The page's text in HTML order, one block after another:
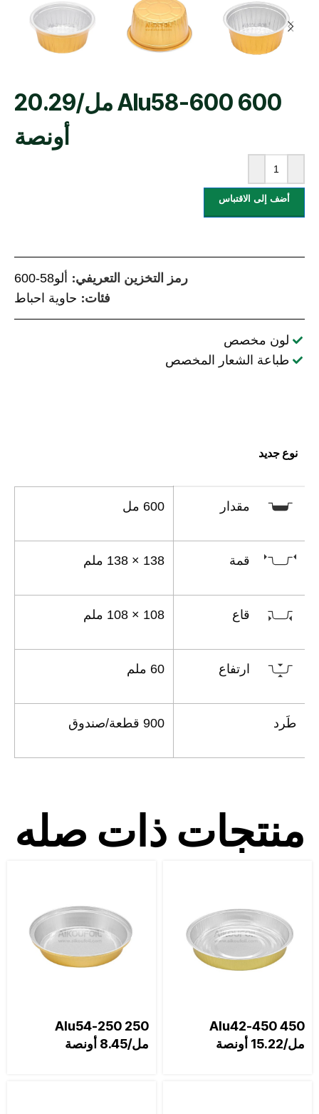
Alu58-600 600 مل/20.29
أونصة
أضف إلى الاقتباس
رمز التخزين التعريفي: ألو58-600
فئات: حاوية احباط
لون مخصص
طباعة الشعار المخصص
نوع جديد
مقدار 600 مل
قمة 138 × 138 ملم
قاع 108 × 108 ملم
ارتفاع 60 ملم
طَرد 900 قطعة/صندوق
منتجات ذات صله
Alu42-450 450
مل/15.22 أونصة
Alu54-250 250
مل/8.45 أونصة